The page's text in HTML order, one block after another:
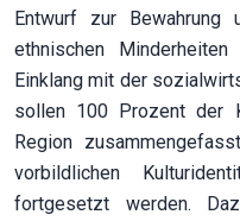
Entwurf zur Bewahrung
ethnischen
Einklang mit der
sollen 100 Prozent der
Region
vorbildlichen
fortgesetzt werden.